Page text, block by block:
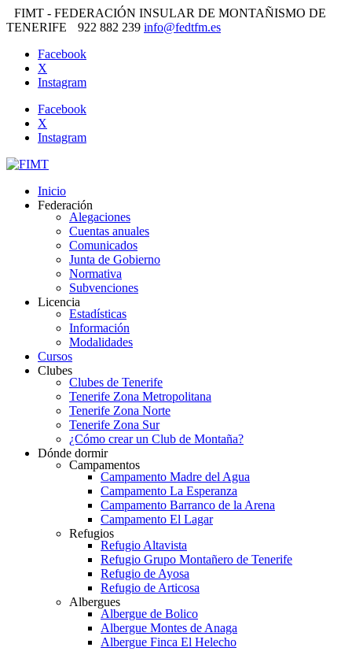
FIMT - FEDERACIÓN INSULAR DE MONTAÑISMO DE
TENERIFE
922 882 239 info@fedtfm.es
Facebook
X
Instagram
Facebook
X
Instagram
Inicio
Federación
Alegaciones
Cuentas anuales
Comunicados
Junta de Gobierno
Normativa
Subvenciones
Licencia
Estadísticas
Información
Modalidades
Cursos
Clubes
Clubes de Tenerife
Tenerife Zona Metropolitana
Tenerife Zona Norte
Tenerife Zona Sur
¿Cómo crear un Club de Montaña?
Dónde dormir
Campamentos
Campamento Madre del Agua
Campamento La Esperanza
Campamento Barranco de la Arena
Campamento El Lagar
Refugios
Refugio Altavista
Refugio Grupo Montañero de Tenerife
Refugio de Ayosa
Refugio de Articosa
Albergues
Albergue de Bolico
Albergue Montes de Anaga
Albergue Finca El Helecho